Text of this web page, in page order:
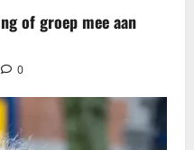
of groep mee aan
0